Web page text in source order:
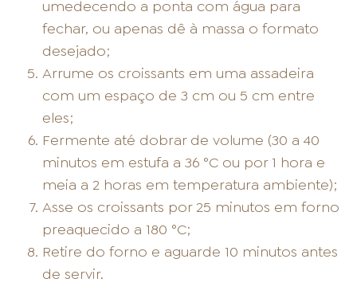
umedecendo a ponta com água para
fechar, ou apenas dê à massa o formato
desejado;
Arrume os croissants em uma assadeira
com um espaço de 3 cm ou 5 cm entre
eles;
Fermente até dobrar de volume (30 a 40
minutos em estufa a 36 °C ou por 1 hora e
meia a 2 horas em temperatura ambiente);
Asse os croissants por 25 minutos em forno
preaquecido a 180 °C;
Retire do forno e aguarde 10 minutos antes
de servir.